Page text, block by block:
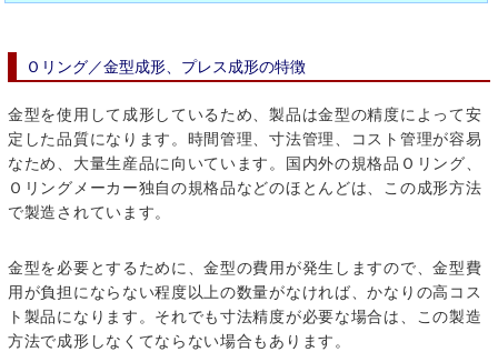
Ｏリング／金型成形、プレス成形の特徴
金型を使用して成形しているため、製品は金型の精度によって安
定した品質になります。時間管理、寸法管理、コスト管理が容易
なため、大量生産品に向いています。国内外の規格品Ｏリング、
Ｏリングメーカー独自の規格品などのほとんどは、この成形方法
で製造されています。
金型を必要とするために、金型の費用が発生しますので、金型費
用が負担にならない程度以上の数量がなければ、かなりの高コス
ト製品になります。それでも寸法精度が必要な場合は、この製造
方法で成形しなくてならない場合もあります。